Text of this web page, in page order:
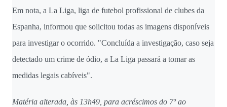
Em nota, a La Liga, liga de futebol profissional de clubes da
Espanha, informou que solicitou todas as imagens disponíveis
para investigar o ocorrido. "Concluída a investigação, caso seja
detectado um crime de ódio, a La Liga passará a tomar as
medidas legais cabíveis".
Matéria alterada, às 13h49, para acréscimos do 7º ao